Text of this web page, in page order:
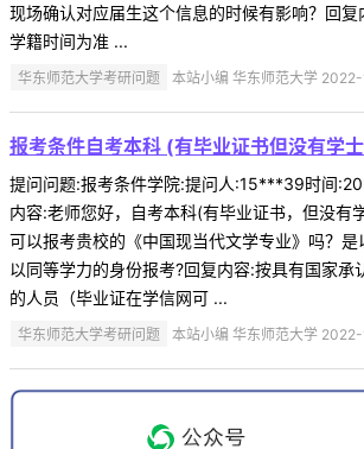
现场确认对应届生这个信息的时候有影响？回
学籍时间为准 ...
华东师范大学考研问题 本站小编 华东师范大学
报考条件自考本科 (有毕业证书但没有学
提问问题:报考条件学院:提问人:15***39时间
内容:老师您好，自考本科(有毕业证书，但没有
可以报考贵校的《中国现当代文学专业》吗？
以同等学力的身份报考?回复内容:按具有国家承
的人员（毕业证在学信网可 ...
华东师范大学考研问题 本站小编 华东师范大学